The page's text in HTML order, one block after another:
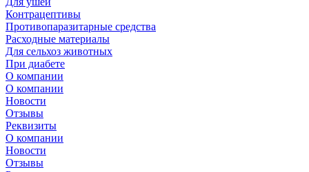
Контрацептивы
Противопаразитарные средства
Расходные материалы
Для сельхоз животных
При диабете
О компании
О компании
Новости
Отзывы
Реквизиты
О компании
Новости
Отзывы